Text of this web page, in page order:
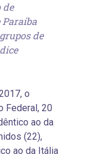
de
Paraíba
de
o
Federal, 20
ao da
(22),
ao da Itália